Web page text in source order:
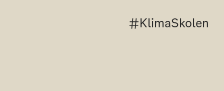
#KlimaSkolen